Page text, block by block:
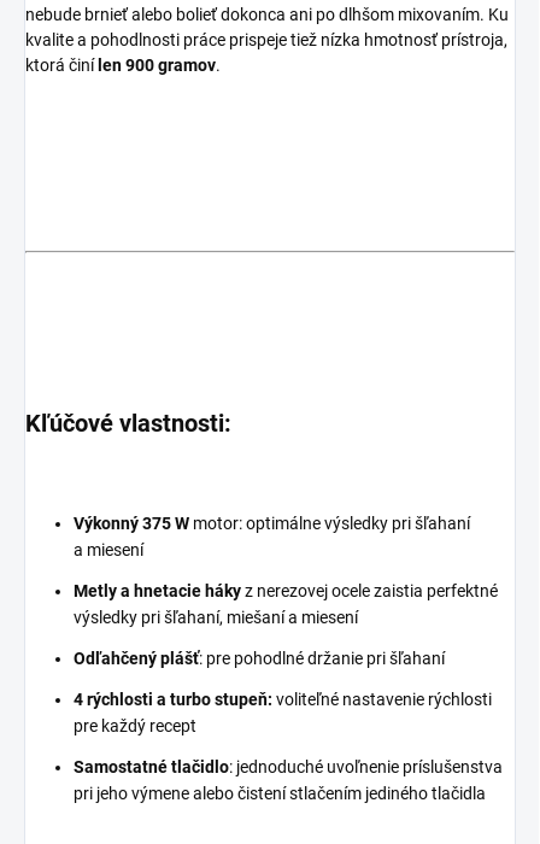
nebude brnieť alebo bolieť dokonca ani po dlhšom mixovaním. Ku
kvalite a pohodlnosti práce prispeje tiež nízka hmotnosť prístroja,
ktorá činí len 900 gramov.
Kľúčové vlastnosti:
Výkonný 375 W motor: optimálne výsledky pri šľahaní
a miesení
Metly a hnetacie hákyz nerezovej ocele zaistia perfektné
výsledky pri šľahaní, miešaní a miesení
Odľahčený plášť: pre pohodlné držanie pri šľahaní
4 rýchlosti a turbo stupeň: voliteľné nastavenie rýchlosti
pre každý recept
Samostatné tlačidlo: jednoduché uvoľnenie príslušenstva
pri jeho výmene alebo čistení stlačením jediného tlačidla